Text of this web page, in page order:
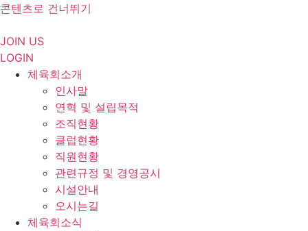
콘텐츠로 건너뛰기
JOIN US
LOGIN
체육회소개
인사말
연혁 및 설립목적
조직현황
클럽현황
직원현황
관련규정 및 경영공시
시설안내
오시는길
체육회소식